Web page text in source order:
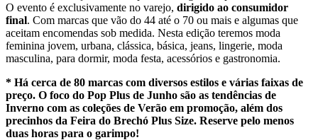
O evento é exclusivamente no varejo, dirigido ao consumidor
final. Com marcas que vão do 44 até o 70 ou mais e algumas que
aceitam encomendas sob medida. Nesta edição teremos moda
feminina jovem, urbana, clássica, básica, jeans, lingerie, moda
masculina, para dormir, moda festa, acessórios e gastronomia.
* Há cerca de 80 marcas com diversos estilos e várias faixas de
preço. O foco do Pop Plus de Junho são as tendências de
Inverno com as coleções de Verão em promoção, além dos
precinhos da Feira do Brechó Plus Size. Reserve pelo menos
duas horas para o garimpo!